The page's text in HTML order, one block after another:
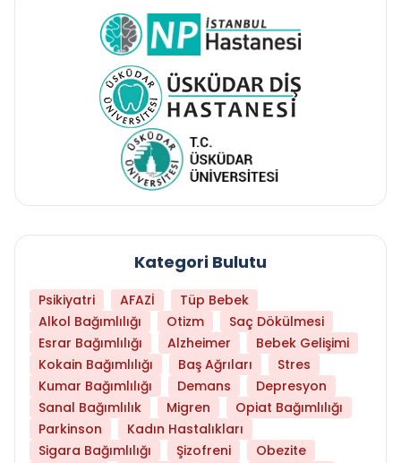
Kategori Bulutu
Psikiyatri AFAZİ
Tüp Bebek
Alkol Bağımlılığı
Otizm
Saç Dökülmesi
Esrar Bağımlılığı
Alzheimer
Bebek Gelişimi
Kokain Bağımlılığı
Baş Ağrıları
Stres
Kumar Bağımlılığı
Demans
Depresyon
Sanal Bağımlılık
Migren
Opiat Bağımlılığı
Parkinson
Kadın Hastalıkları
Sigara Bağımlılığı
Şizofreni
Obezite